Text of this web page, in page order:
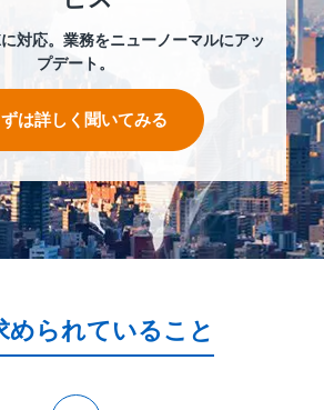
対応。業務をニューノーマルにアッ
プデート。
ずは詳しく聞いてみる
められていること